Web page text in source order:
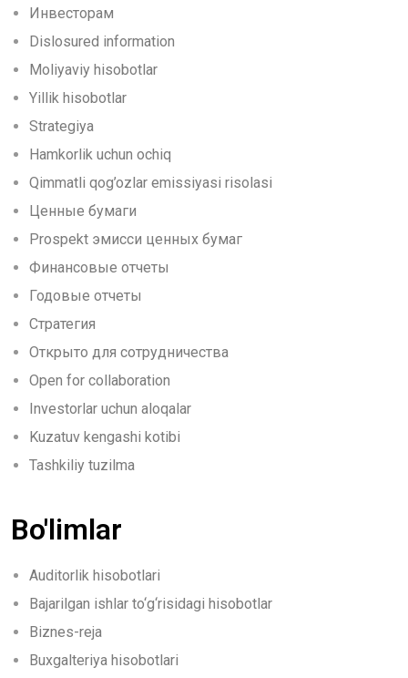
Инвесторам
Dislosured information
Moliyaviy hisobotlar
Yillik hisobotlar
Strategiya
Hamkorlik uchun ochiq
Qimmatli qog’ozlar emissiyasi risolasi
Ценные бумаги
Prospekt эмисси ценных бумаг
Финансовые отчеты
Годовые отчеты
Стратегия
Открыто для сотрудничества
Open for collaboration
Investorlar uchun aloqalar
Kuzatuv kengashi kotibi
Tashkiliy tuzilma
Bo'limlar
Auditorlik hisobotlari
Bajarilgan ishlar to‘g‘risidagi hisobotlar
Biznes-reja
Buxgalteriya hisobotlari